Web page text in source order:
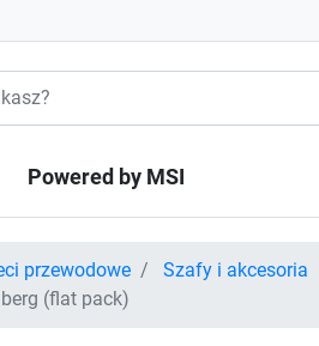
Powered by MSI
przewodowe
Szafy i akcesoria
(flat pack)